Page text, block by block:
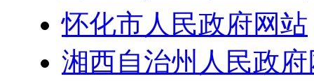
怀化市人民政府网站
湘西自治州人民政